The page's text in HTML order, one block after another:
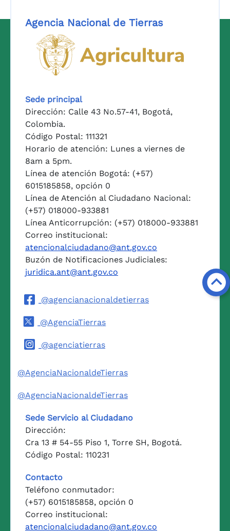
Agencia Nacional de Tierras
Sede principal
Dirección: Calle 43 No.57-41, Bogotá,
Colombia.
Código Postal: 111321
Horario de atención: Lunes a viernes de
8am a 5pm.
Línea de atención Bogotá: (+57)
6015185858, opción 0
Línea de Atención al Ciudadano Nacional:
(+57) 018000-933881
Línea Anticorrupción: (+57) 018000-933881
Correo institucional:
atencionalciudadano@ant.gov.co
Buzón de Notificaciones Judiciales:
juridica.ant@ant.gov.co
@agencianacionaldetierras
@AgenciaTierras
@agenciatierras
@AgenciaNacionaldeTierras
@AgenciaNacionaldeTierras
Sede Servicio al Ciudadano
Dirección:
Cra 13 # 54-55 Piso 1, Torre SH, Bogotá.
Código Postal: 110231
Contacto
Teléfono conmutador:
(+57) 6015185858, opción 0
Correo institucional:
atencionalciudadano@ant.gov.co